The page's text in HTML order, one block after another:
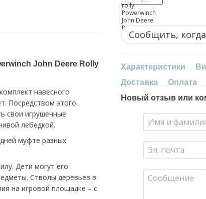
John Deere Rolly
навесного
Посредством этого
свои игрушечные
лебедкой.
муфте разных
Дети могут его
Стволы деревьев в
на игровой площадке – с
Сообщить,
Характеристики
Доставка
Оплата
Новый отзыв или